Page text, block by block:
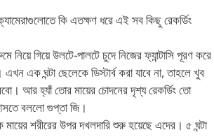
কি এতক্ষণ ধরে এই সব কিছু রেকর্ডিং
নিয়ে গিয়ে উলটে-পালটে চুদে নিজের ফ্যান্টাসি পূরণ করে
এক ঘন্টা ছেলেকে ডিস্টার্ব করা যাবে না, তাহলে খুব
আর হ্যাঁ তোর মায়ের চোদনের দৃশ্য রেকর্ডিং তো
বললো গুপ্তা জি।
শরীরের উপর দখলদারি শুরু হয়েছে এদের। ৫ ঘন্টা